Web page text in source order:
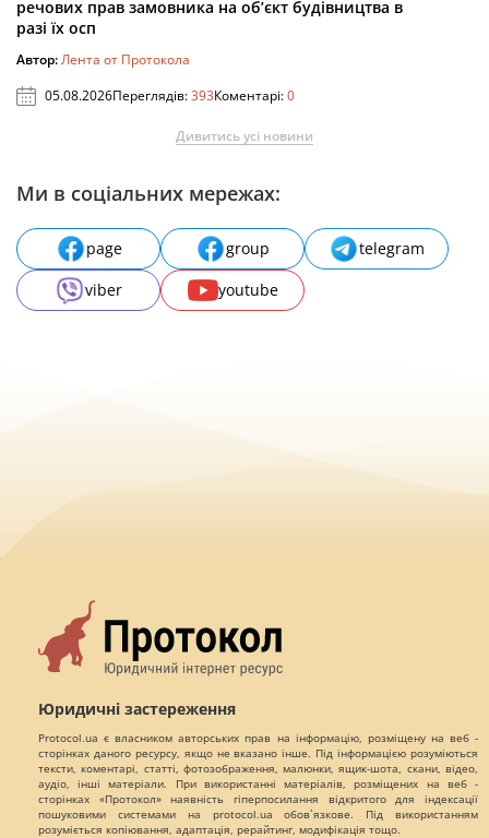
речових прав замовника на об’єкт будівництва в
разі їх осп
Автор:Лента от Протокола
05.08.2026Переглядів:393Коментарі:0
Дивитись усі новини
Ми в соціальних мережах:
page group
telegram
viber
youtube
Юридичні застереження
Protocol.ua є власником авторських прав на інформацію, розміщену на веб -
сторінках даного ресурсу, якщо не вказано інше. Під інформацією розуміються
тексти, коментарі, статті, фотозображення, малюнки, ящик-шота, скани, відео,
аудіо, інші матеріали. При використанні матеріалів, розміщених на веб -
сторінках «Протокол» наявність гіперпосилання відкритого для індексації
пошуковими системами на protocol.ua обов`язкове. Під використанням
розуміється копіювання, адаптація, рерайтинг, модифікація тощо.